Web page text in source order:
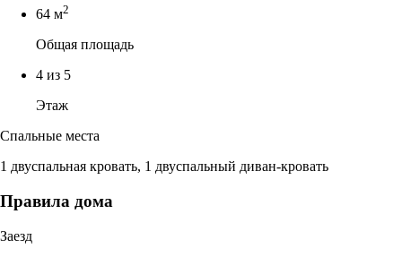
64 м2
Общая площадь
4 из 5
Этаж
Спальные места
1 двуспальная кровать, 1 двуспальный диван-кровать
Правила дома
Заезд